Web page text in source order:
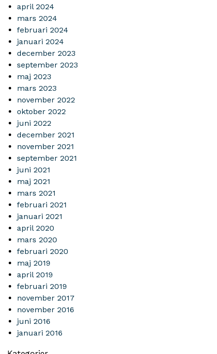
april 2024
mars 2024
februari 2024
januari 2024
december 2023
september 2023
maj 2023
mars 2023
november 2022
oktober 2022
juni 2022
december 2021
november 2021
september 2021
juni 2021
maj 2021
mars 2021
februari 2021
januari 2021
april 2020
mars 2020
februari 2020
maj 2019
april 2019
februari 2019
november 2017
november 2016
juni 2016
januari 2016